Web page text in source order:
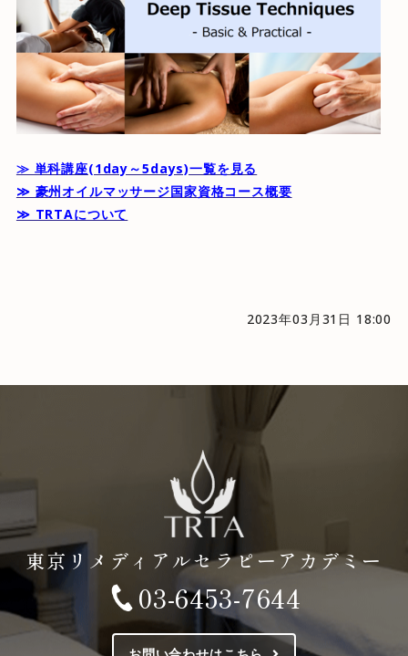
≫ 単科講座(1day～5days)一覧を見る
≫ 豪州オイルマッサージ国家資格コース概要
≫ TRTAについて
2023年03月31日 18:00
東京リメディアルセラピーアカデミー
03-6453-7644